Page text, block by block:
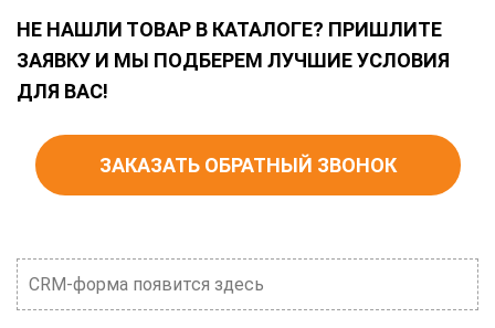
CRM-форма появится здесь
НЕ НАШЛИ ТОВАР В КАТАЛОГЕ? ПРИШЛИТЕ
ЗАЯВКУ И МЫ ПОДБЕРЕМ ЛУЧШИЕ УСЛОВИЯ
ДЛЯ ВАС!
ЗАКАЗАТЬ ОБРАТНЫЙ ЗВОНОК